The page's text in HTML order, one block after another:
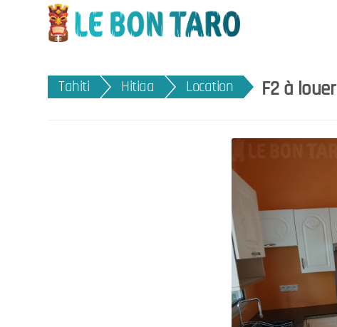
Tahiti Hitiaa Location F2 à louer